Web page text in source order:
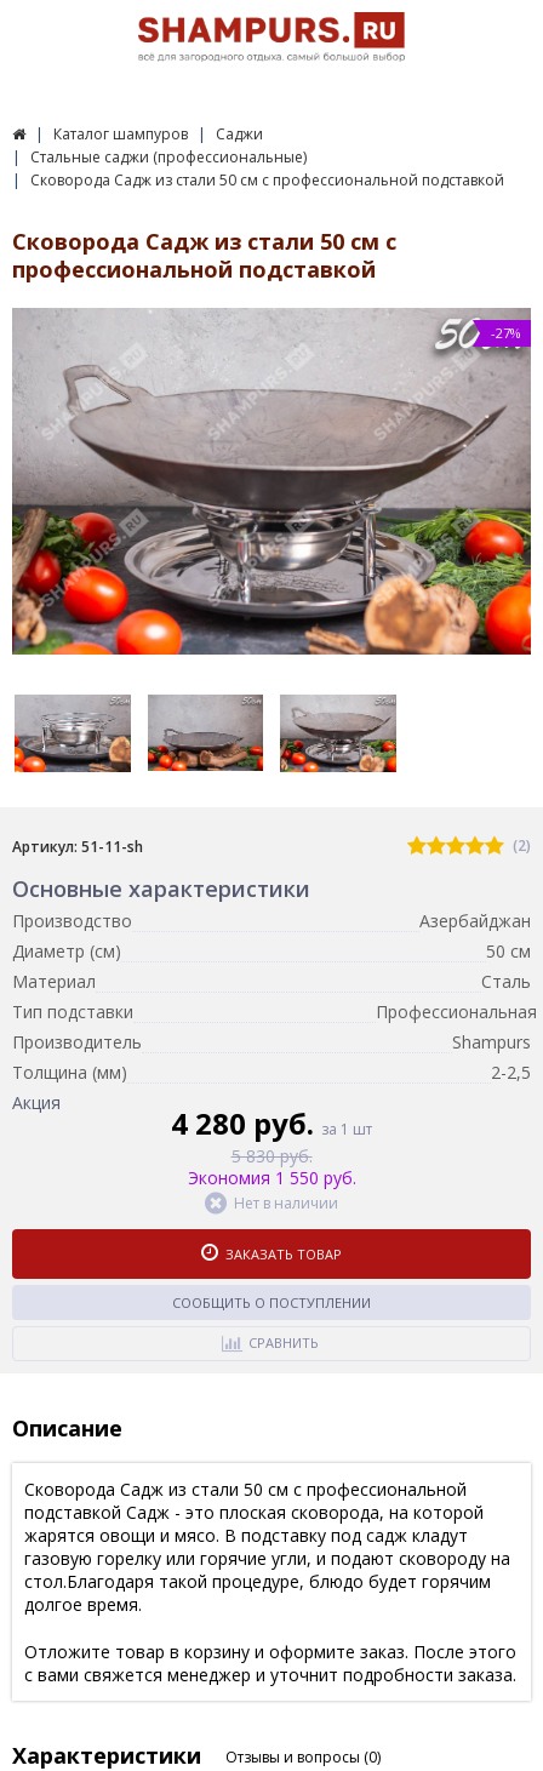
Каталог шампуров
Саджи
Стальные саджи (профессиональные)
Сковорода Садж из стали 50 см с профессиональной подставкой
Сковорода Садж из стали 50 см с
профессиональной подставкой
-27%
Артикул: 51-11-sh (2)
Основные характеристики
Производство
Азербайджан
Диаметр (см)
50 см
Материал
Сталь
Тип подставки
Профессиональная
Производитель
Shampurs
Толщина (мм)
2-2,5
Акция
4 280 руб. за 1 шт
5 830 руб.
Экономия 1 550 руб.
Нет в наличии
ЗАКАЗАТЬ ТОВАР
СООБЩИТЬ О ПОСТУПЛЕНИИ
СРАВНИТЬ
Описание
Сковорода Садж из стали 50 см с профессиональной
подставкой Садж - это плоская сковорода, на которой
жарятся овощи и мясо. В подставку под садж кладут
газовую горелку или горячие угли, и подают сковороду на
стол.Благодаря такой процедуре, блюдо будет горячим
долгое время.
Отложите товар в корзину и оформите заказ. После этого
с вами свяжется менеджер и уточнит подробности заказа.
Характеристики Отзывы и вопросы (0)